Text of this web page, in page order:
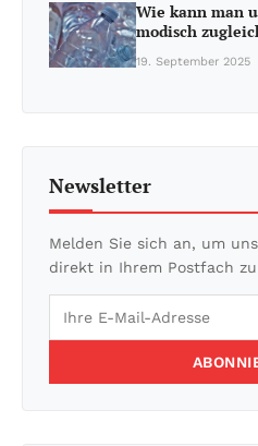
Wie kann man
modisch
19. September 2025
Newsletter
Melden Sie sich an, um
direkt in Ihrem Postfach